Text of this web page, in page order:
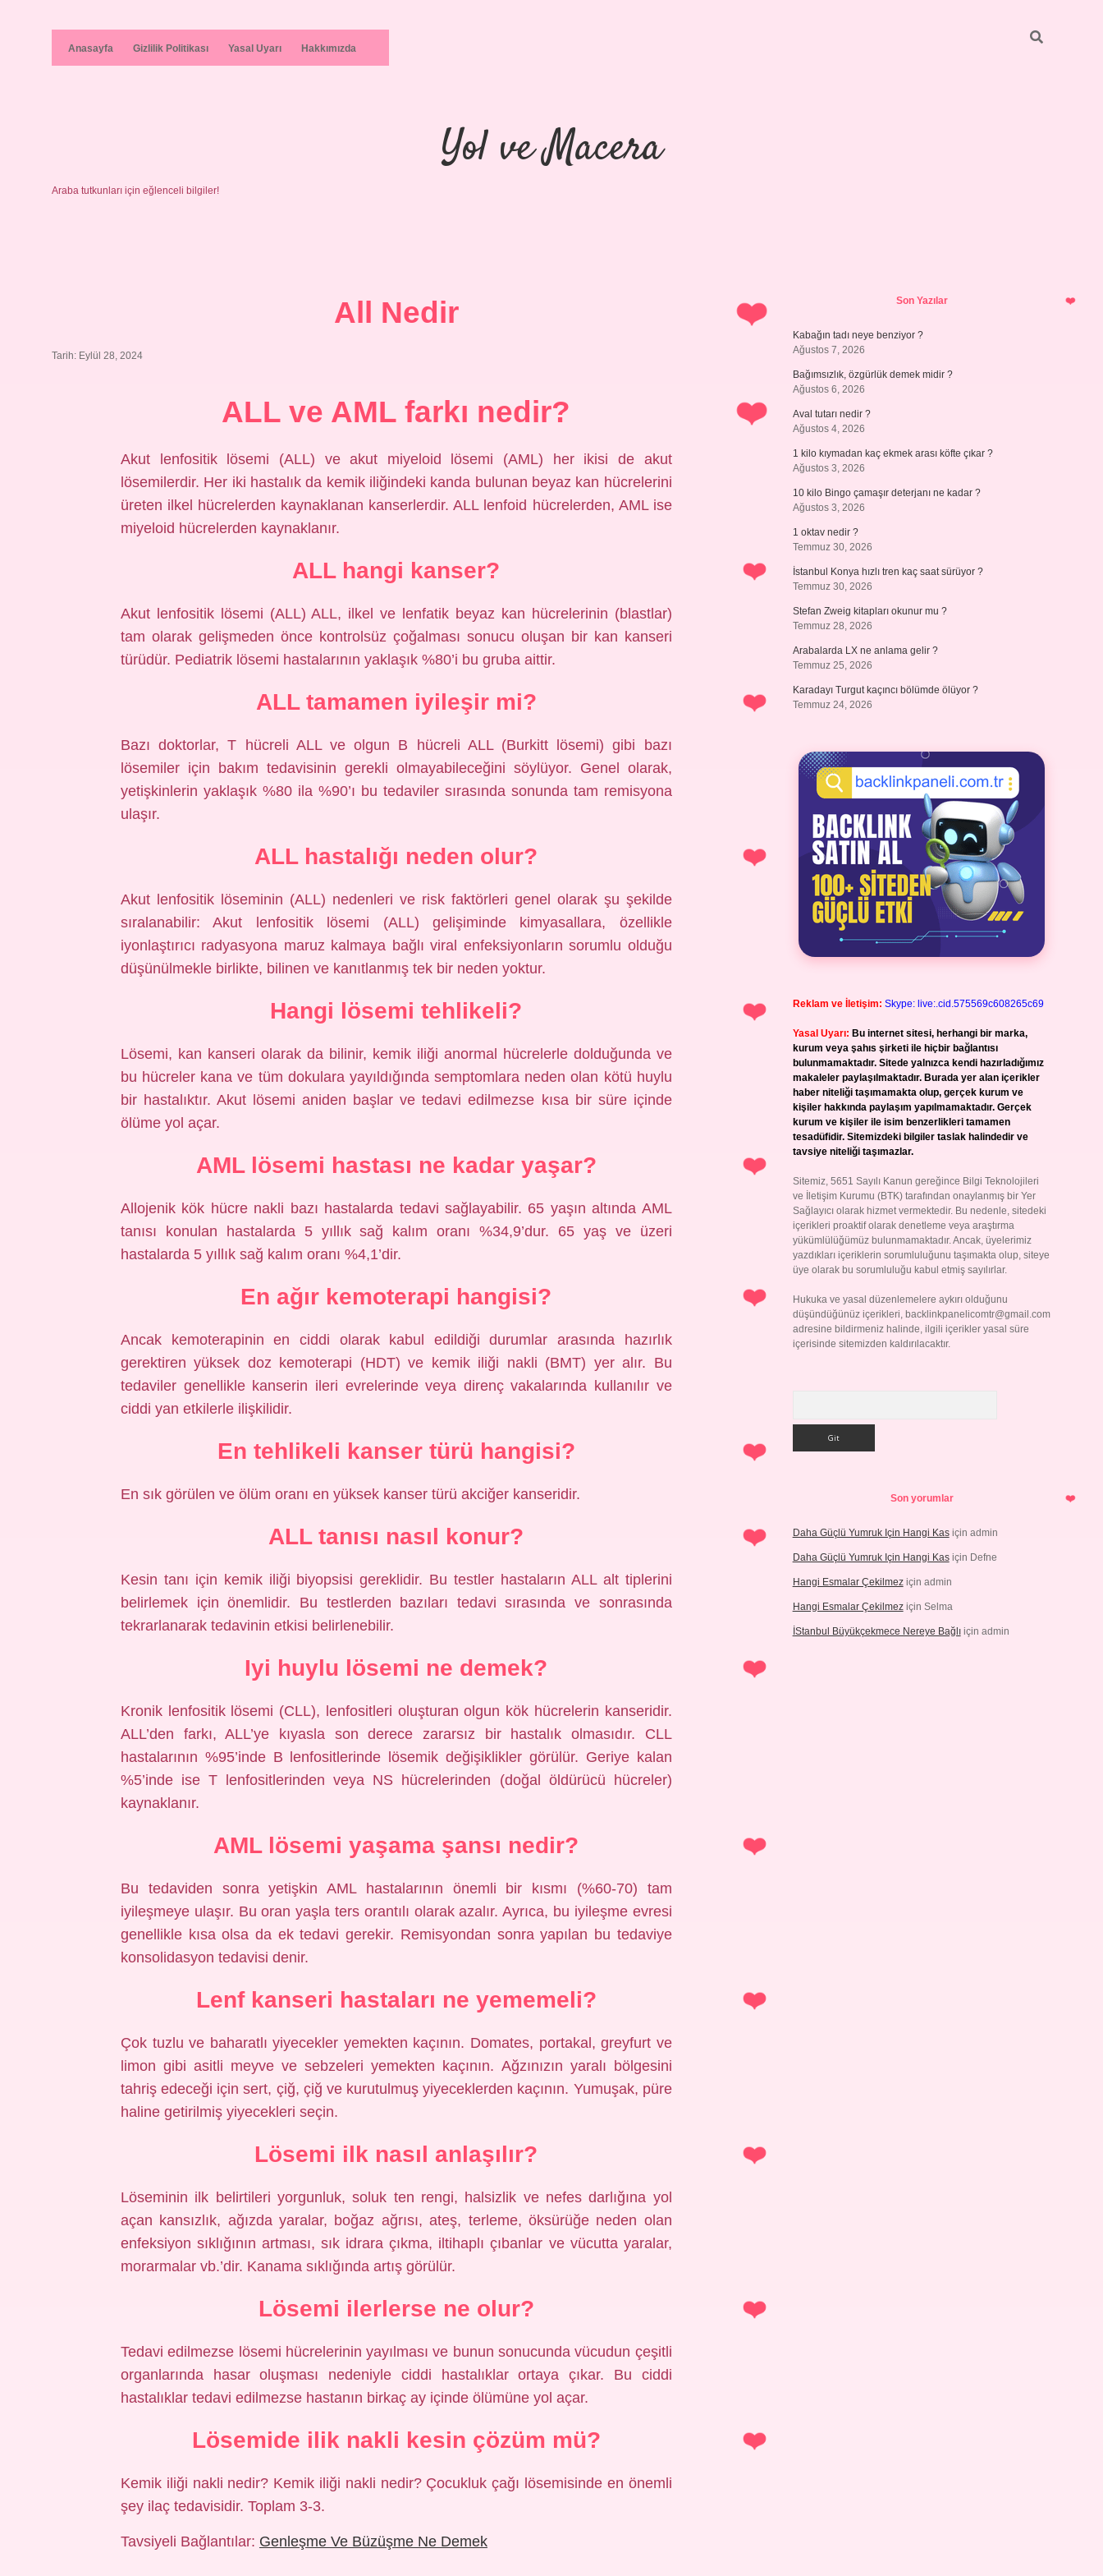
Anasayfa Gizlilik Politikası Yasal Uyarı Hakkımızda
Yol ve Macera
Araba tutkunları için eğlenceli bilgiler!
All Nedir
Tarih: Eylül 28, 2024
ALL ve AML farkı nedir?
Akut lenfositik lösemi (ALL) ve akut miyeloid lösemi (AML) her ikisi de akut
lösemilerdir. Her iki hastalık da kemik iliğindeki kanda bulunan beyaz kan hücrelerini
üreten ilkel hücrelerden kaynaklanan kanserlerdir. ALL lenfoid hücrelerden, AML ise
miyeloid hücrelerden kaynaklanır.
ALL hangi kanser?
Akut lenfositik lösemi (ALL) ALL, ilkel ve lenfatik beyaz kan hücrelerinin (blastlar)
tam olarak gelişmeden önce kontrolsüz çoğalması sonucu oluşan bir kan kanseri
türüdür. Pediatrik lösemi hastalarının yaklaşık %80’i bu gruba aittir.
ALL tamamen iyileşir mi?
Bazı doktorlar, T hücreli ALL ve olgun B hücreli ALL (Burkitt lösemi) gibi bazı
lösemiler için bakım tedavisinin gerekli olmayabileceğini söylüyor. Genel olarak,
yetişkinlerin yaklaşık %80 ila %90’ı bu tedaviler sırasında sonunda tam remisyona
ulaşır.
ALL hastalığı neden olur?
Akut lenfositik löseminin (ALL) nedenleri ve risk faktörleri genel olarak şu şekilde
sıralanabilir: Akut lenfositik lösemi (ALL) gelişiminde kimyasallara, özellikle
iyonlaştırıcı radyasyona maruz kalmaya bağlı viral enfeksiyonların sorumlu olduğu
düşünülmekle birlikte, bilinen ve kanıtlanmış tek bir neden yoktur.
Hangi lösemi tehlikeli?
Lösemi, kan kanseri olarak da bilinir, kemik iliği anormal hücrelerle dolduğunda ve
bu hücreler kana ve tüm dokulara yayıldığında semptomlara neden olan kötü huylu
bir hastalıktır. Akut lösemi aniden başlar ve tedavi edilmezse kısa bir süre içinde
ölüme yol açar.
AML lösemi hastası ne kadar yaşar?
Allojenik kök hücre nakli bazı hastalarda tedavi sağlayabilir. 65 yaşın altında AML
tanısı konulan hastalarda 5 yıllık sağ kalım oranı %34,9’dur. 65 yaş ve üzeri
hastalarda 5 yıllık sağ kalım oranı %4,1’dir.
En ağır kemoterapi hangisi?
Ancak kemoterapinin en ciddi olarak kabul edildiği durumlar arasında hazırlık
gerektiren yüksek doz kemoterapi (HDT) ve kemik iliği nakli (BMT) yer alır. Bu
tedaviler genellikle kanserin ileri evrelerinde veya direnç vakalarında kullanılır ve
ciddi yan etkilerle ilişkilidir.
En tehlikeli kanser türü hangisi?
En sık görülen ve ölüm oranı en yüksek kanser türü akciğer kanseridir.
ALL tanısı nasıl konur?
Kesin tanı için kemik iliği biyopsisi gereklidir. Bu testler hastaların ALL alt tiplerini
belirlemek için önemlidir. Bu testlerden bazıları tedavi sırasında ve sonrasında
tekrarlanarak tedavinin etkisi belirlenebilir.
Iyi huylu lösemi ne demek?
Kronik lenfositik lösemi (CLL), lenfositleri oluşturan olgun kök hücrelerin kanseridir.
ALL’den farkı, ALL’ye kıyasla son derece zararsız bir hastalık olmasıdır. CLL
hastalarının %95’inde B lenfositlerinde lösemik değişiklikler görülür. Geriye kalan
%5’inde ise T lenfositlerinden veya NS hücrelerinden (doğal öldürücü hücreler)
kaynaklanır.
AML lösemi yaşama şansı nedir?
Bu tedaviden sonra yetişkin AML hastalarının önemli bir kısmı (%60-70) tam
iyileşmeye ulaşır. Bu oran yaşla ters orantılı olarak azalır. Ayrıca, bu iyileşme evresi
genellikle kısa olsa da ek tedavi gerekir. Remisyondan sonra yapılan bu tedaviye
konsolidasyon tedavisi denir.
Lenf kanseri hastaları ne yememeli?
Çok tuzlu ve baharatlı yiyecekler yemekten kaçının. Domates, portakal, greyfurt ve
limon gibi asitli meyve ve sebzeleri yemekten kaçının. Ağzınızın yaralı bölgesini
tahriş edeceği için sert, çiğ, çiğ ve kurutulmuş yiyeceklerden kaçının. Yumuşak, püre
haline getirilmiş yiyecekleri seçin.
Lösemi ilk nasıl anlaşılır?
Löseminin ilk belirtileri yorgunluk, soluk ten rengi, halsizlik ve nefes darlığına yol
açan kansızlık, ağızda yaralar, boğaz ağrısı, ateş, terleme, öksürüğe neden olan
enfeksiyon sıklığının artması, sık idrara çıkma, iltihaplı çıbanlar ve vücutta yaralar,
morarmalar vb.’dir. Kanama sıklığında artış görülür.
Lösemi ilerlerse ne olur?
Tedavi edilmezse lösemi hücrelerinin yayılması ve bunun sonucunda vücudun çeşitli
organlarında hasar oluşması nedeniyle ciddi hastalıklar ortaya çıkar. Bu ciddi
hastalıklar tedavi edilmezse hastanın birkaç ay içinde ölümüne yol açar.
Lösemide ilik nakli kesin çözüm mü?
Kemik iliği nakli nedir? Kemik iliği nakli nedir? Çocukluk çağı lösemisinde en önemli
şey ilaç tedavisidir. Toplam 3-3.
Tavsiyeli Bağlantılar: Genleşme Ve Büzüşme Ne Demek
SidebarSon Yazılar
Kabağın tadı neye benziyor ?
Ağustos 7, 2026
Bağımsızlık, özgürlük demek midir ?
Ağustos 6, 2026
Aval tutarı nedir ?
Ağustos 4, 2026
1 kilo kıymadan kaç ekmek arası köfte çıkar ?
Ağustos 3, 2026
10 kilo Bingo çamaşır deterjanı ne kadar ?
Ağustos 3, 2026
1 oktav nedir ?
Temmuz 30, 2026
İstanbul Konya hızlı tren kaç saat sürüyor ?
Temmuz 30, 2026
Stefan Zweig kitapları okunur mu ?
Temmuz 28, 2026
Arabalarda LX ne anlama gelir ?
Temmuz 25, 2026
Karadayı Turgut kaçıncı bölümde ölüyor ?
Temmuz 24, 2026
Reklam ve İletişim: Skype: live:.cid.575569c608265c69
Yasal Uyarı: Bu internet sitesi, herhangi bir marka,
kurum veya şahıs şirketi ile hiçbir bağlantısı
bulunmamaktadır. Sitede yalnızca kendi hazırladığımız
makaleler paylaşılmaktadır. Burada yer alan içerikler
haber niteliği taşımamakta olup, gerçek kurum ve
kişiler hakkında paylaşım yapılmamaktadır. Gerçek
kurum ve kişiler ile isim benzerlikleri tamamen
tesadüfidir. Sitemizdeki bilgiler taslak halindedir ve
tavsiye niteliği taşımazlar.
Sitemiz, 5651 Sayılı Kanun gereğince Bilgi Teknolojileri
ve İletişim Kurumu (BTK) tarafından onaylanmış bir Yer
Sağlayıcı olarak hizmet vermektedir. Bu nedenle, sitedeki
içerikleri proaktif olarak denetleme veya araştırma
yükümlülüğümüz bulunmamaktadır. Ancak, üyelerimiz
yazdıkları içeriklerin sorumluluğunu taşımakta olup, siteye
üye olarak bu sorumluluğu kabul etmiş sayılırlar.
Hukuka ve yasal düzenlemelere aykırı olduğunu
düşündüğünüz içerikleri, backlinkpanelicomtr@gmail.com
adresine bildirmeniz halinde, ilgili içerikler yasal süre
içerisinde sitemizden kaldırılacaktır.
Son yorumlar
Daha Güçlü Yumruk Için Hangi Kasiçin admin
Daha Güçlü Yumruk Için Hangi Kasiçin Defne
Hangi Esmalar Çekilmeziçin admin
Hangi Esmalar Çekilmeziçin Selma
İStanbul Büyükçekmece Nereye Bağlıiçin admin